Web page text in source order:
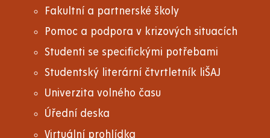
Fakultní a partnerské školy
Pomoc a podpora v krizových situacích
Studenti se specifickými potřebami
Studentský literární čtvrtletník liŠAJ
Univerzita volného času
Úřední deska
Virtuální prohlídka